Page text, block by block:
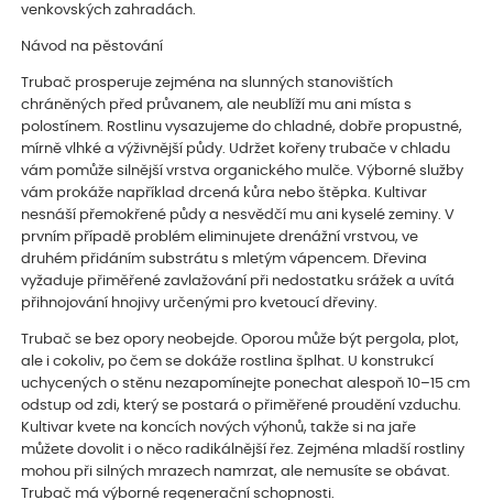
venkovských zahradách.
Návod na pěstování
Trubač prosperuje zejména na slunných stanovištích
chráněných před průvanem, ale neublíží mu ani místa s
polostínem. Rostlinu vysazujeme do chladné, dobře propustné,
mírně vlhké a výživnější půdy. Udržet kořeny trubače v chladu
vám pomůže silnější vrstva organického mulče. Výborné služby
vám prokáže například drcená kůra nebo štěpka. Kultivar
nesnáší přemokřené půdy a nesvědčí mu ani kyselé zeminy. V
prvním případě problém eliminujete drenážní vrstvou, ve
druhém přidáním substrátu s mletým vápencem. Dřevina
vyžaduje přiměřené zavlažování při nedostatku srážek a uvítá
přihnojování hnojivy určenými pro kvetoucí dřeviny.
Trubač se bez opory neobejde. Oporou může být pergola, plot,
ale i cokoliv, po čem se dokáže rostlina šplhat. U konstrukcí
uchycených o stěnu nezapomínejte ponechat alespoň 10–15 cm
odstup od zdi, který se postará o přiměřené proudění vzduchu.
Kultivar kvete na koncích nových výhonů, takže si na jaře
můžete dovolit i o něco radikálnější řez. Zejména mladší rostliny
mohou při silných mrazech namrzat, ale nemusíte se obávat.
Trubač má výborné regenerační schopnosti.